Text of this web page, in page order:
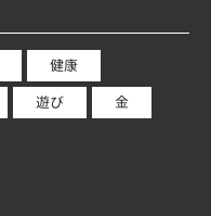
健康
遊び
金